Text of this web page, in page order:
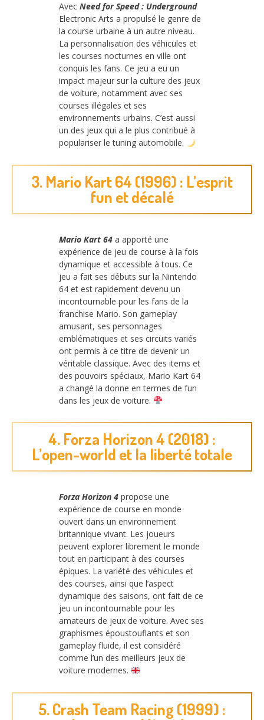
Avec Need for Speed : Underground
Electronic Arts a propulsé le genre de
la course urbaine à un autre niveau.
La personnalisation des véhicules et
les courses nocturnes en ville ont
conquis les fans. Ce jeu a eu un
impact majeur sur la culture des jeux
de voiture, notamment avec ses
courses illégales et ses
environnements urbains. C’est aussi
un des jeux qui a le plus contribué à
populariser le tuning automobile.
3. Mario Kart 64 (1996) : L’esprit
fun et décalé
Mario Kart 64 a apporté une
expérience de jeu de course à la fois
dynamique et accessible à tous. Ce
jeu a fait ses débuts sur la Nintendo
64 et est rapidement devenu un
incontournable pour les fans de la
franchise Mario. Son gameplay
amusant, ses personnages
emblématiques et ses circuits variés
ont permis à ce titre de devenir un
véritable classique. Avec des items et
des pouvoirs spéciaux, Mario Kart 64
a changé la donne en termes de fun
dans les jeux de voiture.
4. Forza Horizon 4 (2018) :
L’open-world et la liberté totale
Forza Horizon 4 propose une
expérience de course en monde
ouvert dans un environnement
britannique vivant. Les joueurs
peuvent explorer librement le monde
tout en participant à des courses
épiques. La variété des véhicules et
des courses, ainsi que l’aspect
dynamique des saisons, ont fait de ce
jeu un incontournable pour les
amateurs de jeux de voiture. Avec ses
graphismes époustouflants et son
gameplay fluide, il est considéré
comme l’un des meilleurs jeux de
voiture modernes.
5. Crash Team Racing (1999) :